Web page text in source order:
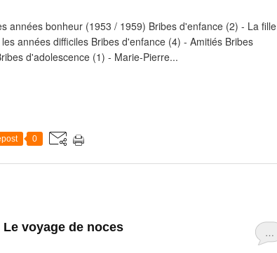
années bonheur (1953 / 1959) Bribes d'enfance (2) - La fille
années difficiles Bribes d'enfance (4) - Amitiés Bribes
d'adolescence (1) - Marie-Pierre...
0
…
voyage de noces